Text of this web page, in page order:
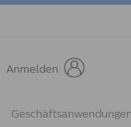
Anmelden
Geschäftsanwendungen